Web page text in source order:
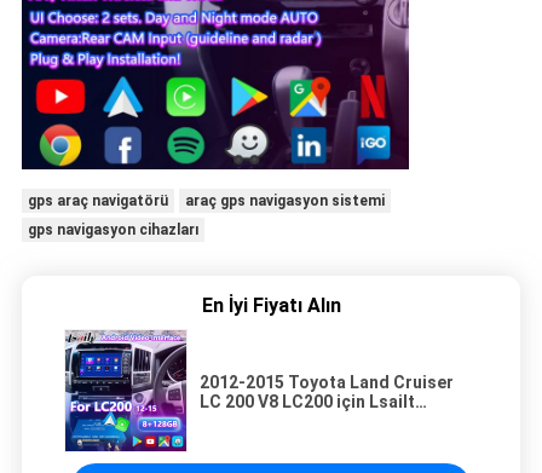
gps araç navigatörü
araç gps navigasyon sistemi
gps navigasyon cihazları
En İyi Fiyatı Alın
2012-2015 Toyota Land Cruiser
LC 200 V8 LC200 için Lsailt